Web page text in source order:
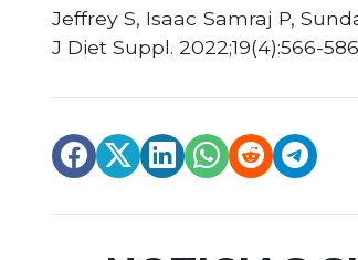
Jeffrey S, Isaac Samraj P,
J Diet Suppl. 2022;19(4):566-